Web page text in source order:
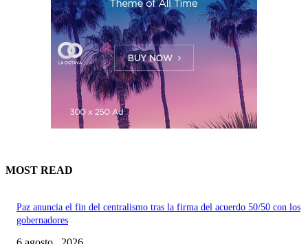
MOST READ
Paz anuncia el fin del centralismo tras la firma del acuerdo 50/50 con los
gobernadores